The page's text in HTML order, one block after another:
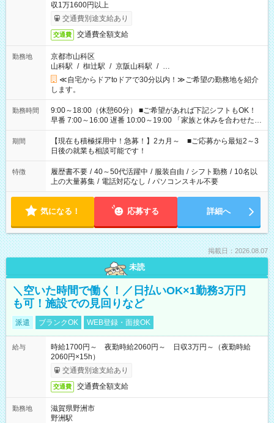
収1万1600円以上
交通費別途支給あり
交通費 交通費全額支給
勤務地
京都市山科区
山科駅 / 椥辻駅 / 京阪山科駅 / …
≪自宅からドアtoドアで30分以内！≫ご希望の勤務地を紹介
します。
勤務時間
9:00～18:00（休憩60分） ■ご希望があれば下記シフトもOK！
早番 7:00～16:00 遅番 10:00～19:00 「家族と休みを合わせた
い」 「余裕を持って夕飯の準備がしたい」 「できれば残業はし
たくない」 など、ご希望を教えてくださいね。 ※Wワーク希望
の方へ 今ご覧のお仕事で希望する勤務時間と、もう1つのお仕事
の勤務時間。 合計で週40時間を超える場合は応募できません。
期間
【現在も積極採用中！急募！】2カ月～ ■ご応募から最短2～3
日後の就業も相談可能です！
特徴 履歴書不要 / 40～50代活躍中 / 服装自由 / シフト勤務 / 10名以
上の大量募集 / 電話対応なし / パソコンスキル不要
気になる！ 応募する 詳細へ
掲載日：2026.08.07
未読
＼空いた時間で働く！／日払いOK×1勤務3万円
も可！施設での見回りなど
派遣 ブランクOK WEB登録・面接OK
給与
時給1700円～ 夜勤時給2060円～ 日収3万円～（夜勤時給
2060円×15h）
交通費別途支給あり
交通費 交通費全額支給
勤務地
滋賀県野洲市
野洲駅